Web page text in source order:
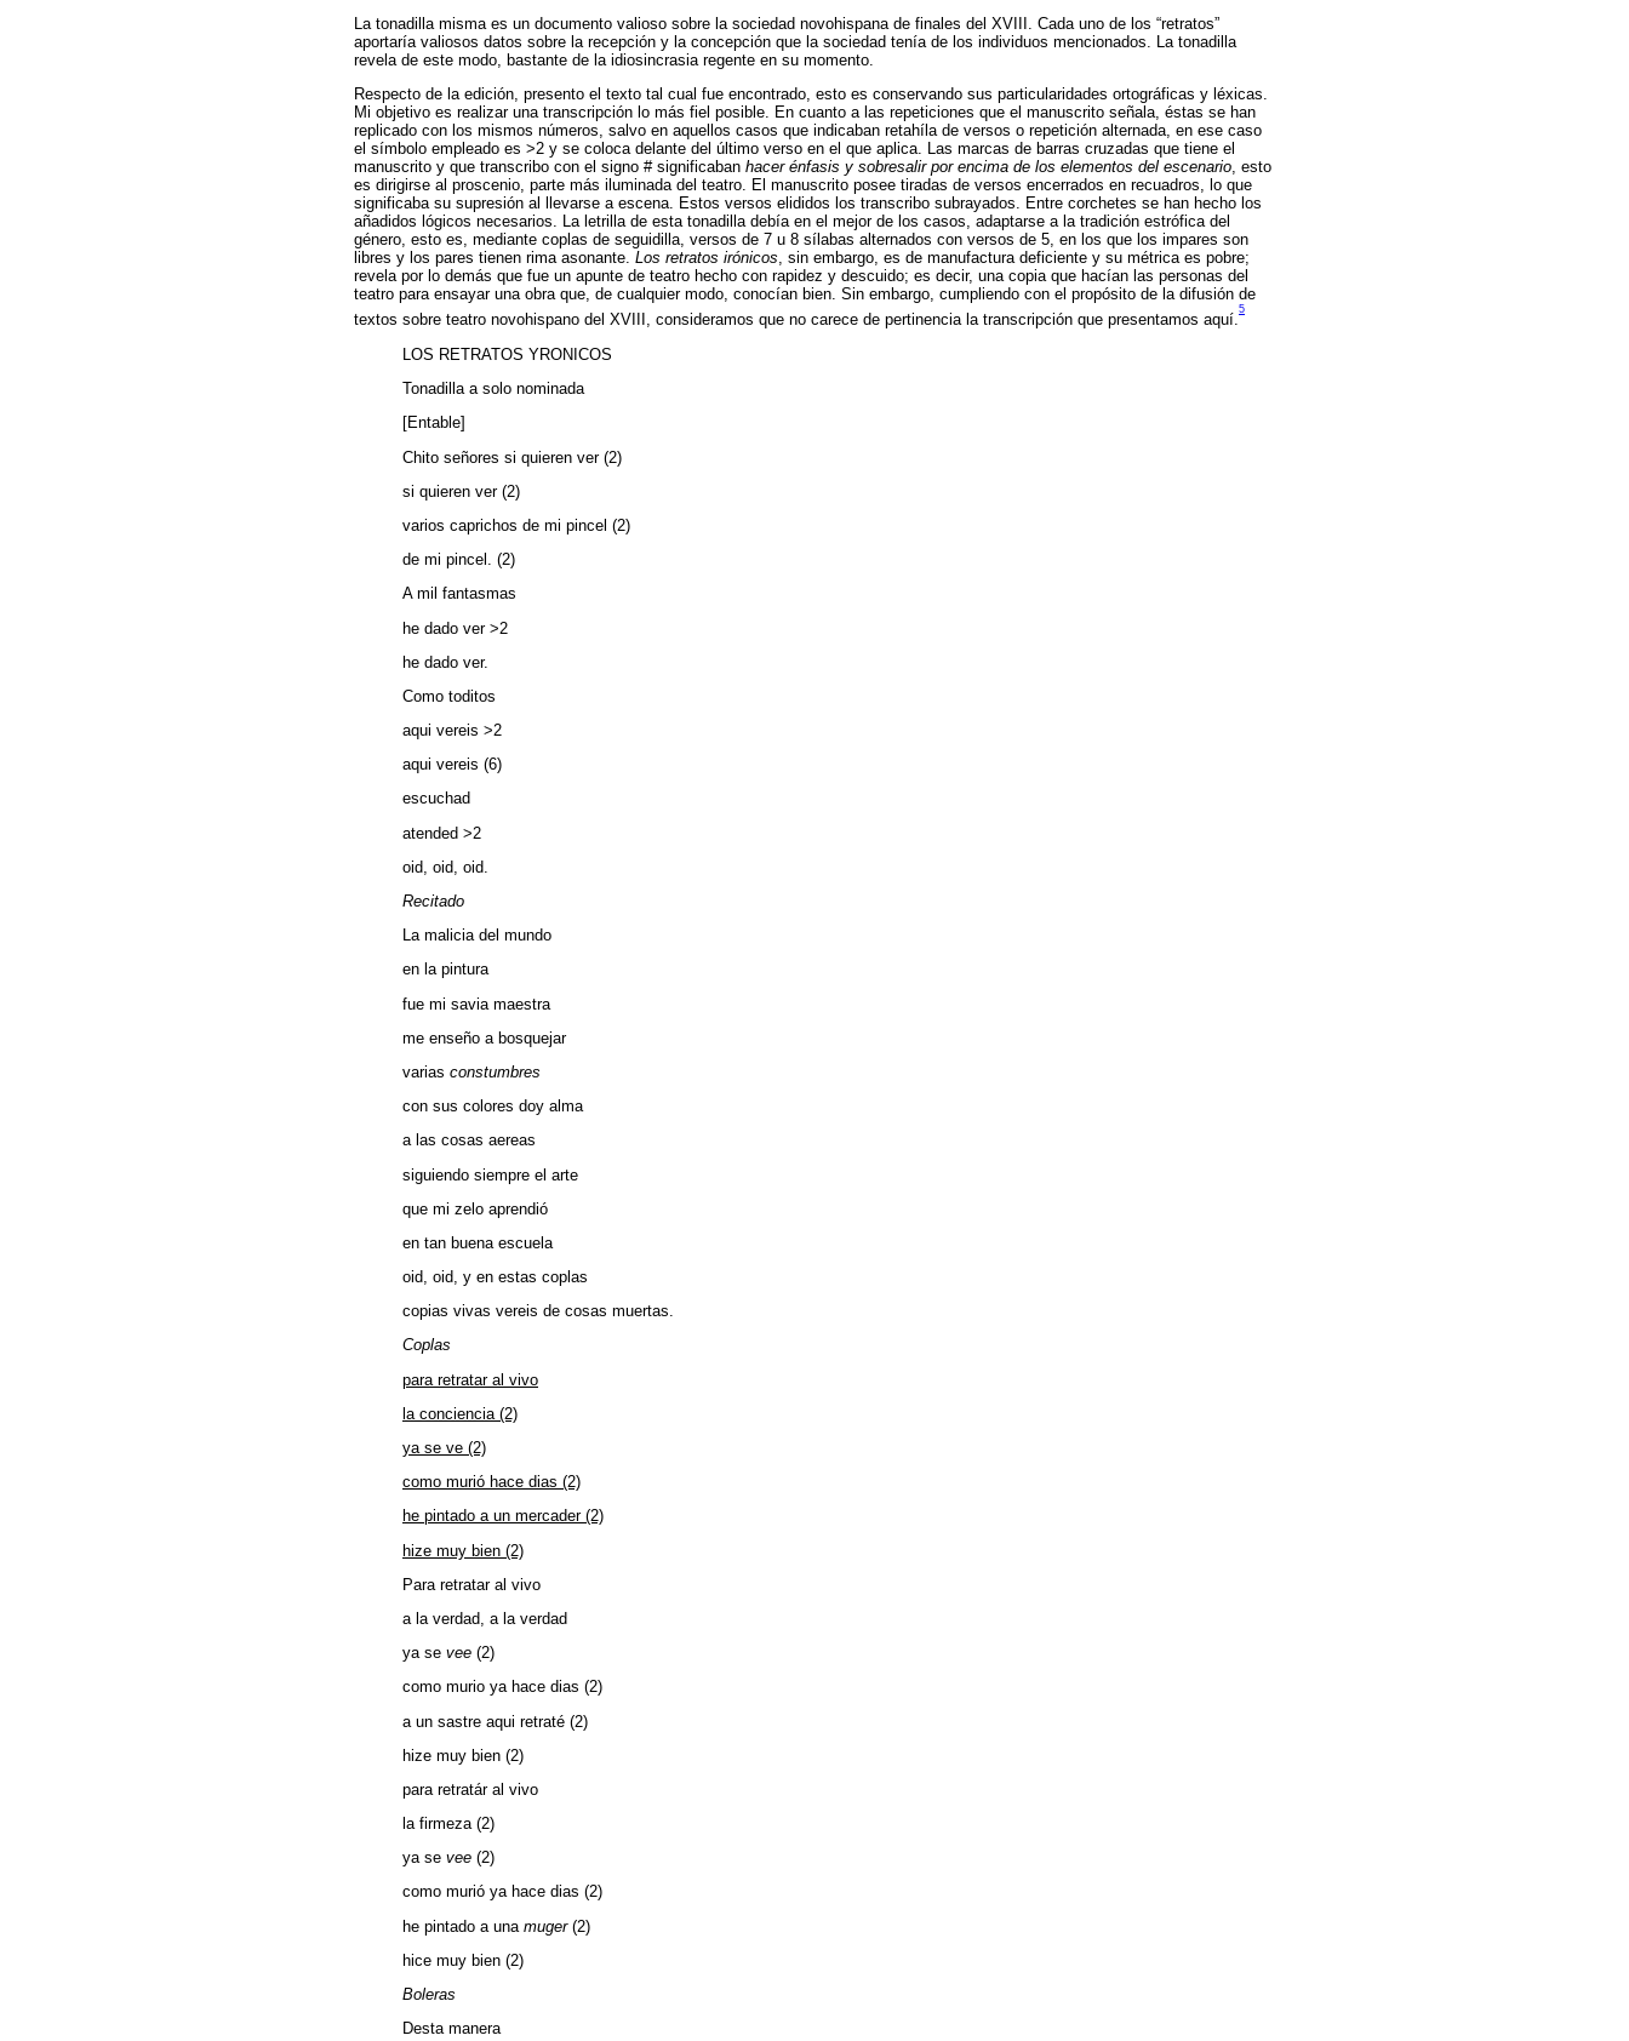
La tonadilla misma es un documento valioso sobre la sociedad novohispana de finales del XVIII. Cada uno de los “retratos”
aportaría valiosos datos sobre la recepción y la concepción que la sociedad tenía de los individuos mencionados. La tonadilla
revela de este modo, bastante de la idiosincrasia regente en su momento.
Respecto de la edición, presento el texto tal cual fue encontrado, esto es conservando sus particularidades ortográficas y léxicas.
Mi objetivo es realizar una transcripción lo más fiel posible. En cuanto a las repeticiones que el manuscrito señala, éstas se han
replicado con los mismos números, salvo en aquellos casos que indicaban retahíla de versos o repetición alternada, en ese caso
el símbolo empleado es >2 y se coloca delante del último verso en el que aplica. Las marcas de barras cruzadas que tiene el
manuscrito y que transcribo con el signo # significaban hacer énfasis y sobresalir por encima de los elementos del escenario, esto
es dirigirse al proscenio, parte más iluminada del teatro. El manuscrito posee tiradas de versos encerrados en recuadros, lo que
significaba su supresión al llevarse a escena. Estos versos elididos los transcribo subrayados. Entre corchetes se han hecho los
añadidos lógicos necesarios. La letrilla de esta tonadilla debía en el mejor de los casos, adaptarse a la tradición estrófica del
género, esto es, mediante coplas de seguidilla, versos de 7 u 8 sílabas alternados con versos de 5, en los que los impares son
libres y los pares tienen rima asonante. Los retratos irónicos, sin embargo, es de manufactura deficiente y su métrica es pobre;
revela por lo demás que fue un apunte de teatro hecho con rapidez y descuido; es decir, una copia que hacían las personas del
teatro para ensayar una obra que, de cualquier modo, conocían bien. Sin embargo, cumpliendo con el propósito de la difusión de
textos sobre teatro novohispano del XVIII, consideramos que no carece de pertinencia la transcripción que presentamos aquí.
5
LOS RETRATOS YRONICOS
Tonadilla a solo nominada
[Entable]
Chito señores si quieren ver (2)
si quieren ver (2)
varios caprichos de mi pincel (2)
de mi pincel. (2)
A mil fantasmas
he dado ver >2
he dado ver.
Como toditos
aqui vereis >2
aqui vereis (6)
escuchad
atended >2
oid, oid, oid.
Recitado
La malicia del mundo
en la pintura
fue mi savia maestra
me enseño a bosquejar
varias constumbres
con sus colores doy alma
a las cosas aereas
siguiendo siempre el arte
que mi zelo aprendió
en tan buena escuela
oid, oid, y en estas coplas
copias vivas vereis de cosas muertas.
Coplas
para retratar al vivo
la conciencia (2)
ya se ve (2)
como murió hace dias (2)
he pintado a un mercader (2)
hize muy bien (2)
Para retratar al vivo
a la verdad, a la verdad
ya se vee (2)
como murio ya hace dias (2)
a un sastre aqui retraté (2)
hize muy bien (2)
para retratár al vivo
la firmeza (2)
ya se vee (2)
como murió ya hace dias (2)
he pintado a una muger(2)
hice muy bien (2)
Boleras
Desta manera